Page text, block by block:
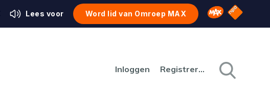
Lees voor Word lid van Omroep MAX Omroep MAX
NPO
Inloggen Registreren